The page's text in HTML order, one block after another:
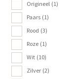
Origineel (1)
Paars (1)
Rood (3)
Roze (1)
Wit (10)
Zilver (2)